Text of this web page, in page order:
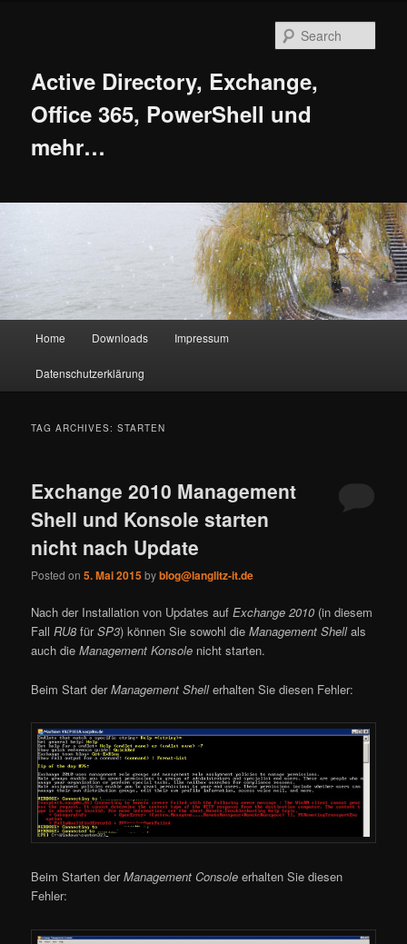
Active Directory, Exchange,
Office 365, PowerShell und
mehr…
Home Downloads Impressum
Datenschutzerklärung
TAG ARCHIVES:STARTEN
Exchange 2010 Management
Shell und Konsole starten
nicht nach Update
Posted on5. Mai 2015byblog@langlitz-it.de
Nach der Installation von Updates aufExchange 2010 (in diesem
FallRU8 fürSP3) können Sie sowohl dieManagement Shellals
auch dieManagement Konsole nicht starten.
Beim Start derManagement Shellerhalten Sie diesen Fehler:
Beim Starten derManagement Console erhalten Sie diesen
Fehler: